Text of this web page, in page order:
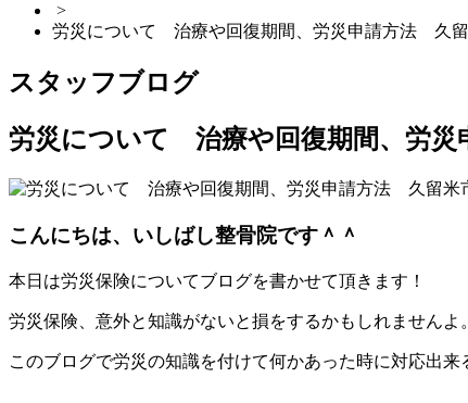
>
労災について 治療や回復期間、労災申請方法 久
スタッフブログ
労災について 治療や回復期間、労
こんにちは、いしばし整骨院です＾＾
本日は労災保険についてブログを書かせて頂きます！
労災保険、意外と知識がないと損をするかもしれませんよ。
このブログで労災の知識を付けて何かあった時に対応出来